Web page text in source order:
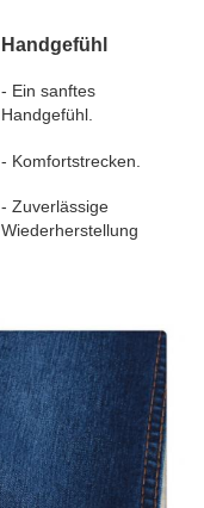
Handgefühl
- Ein sanftes
Handgefühl.
- Komfortstrecken.
- Zuverlässige
Wiederherstellung